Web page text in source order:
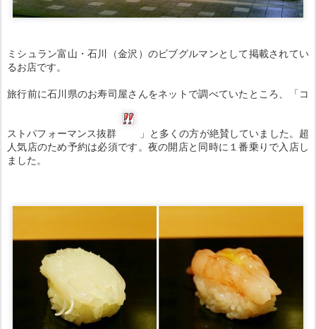
ミシュラン富山・石川（金沢）のビブグルマンとして掲載されてい
るお店です。
旅行前に石川県のお寿司屋さんをネットで調べていたところ、「コ
ストパフォーマンス抜群
」と多くの方が絶賛していました。超
人気店のため予約は必須です。夜の開店と同時に１番乗りで入店し
ました。